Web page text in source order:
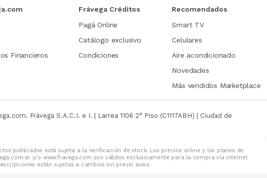
Financieros
Frávega Créditos
Pagá Online
Catálogo exclusivo
Condiciones
Recomendados
Smart TV
Celulares
Aire acondicionado
Novedades
Más vendidos Marketplace
Frávega S.A.C.I. e I. | Larrea 1106 2° Piso (C1117ABH) | Ciudad de
publicados está sujeta a la verificación de stock. Los precios online y los planes de
y/o www.fravega.com son válidos exclusivamente para la compra vía internet
están sujetas a cambios sin previo aviso.